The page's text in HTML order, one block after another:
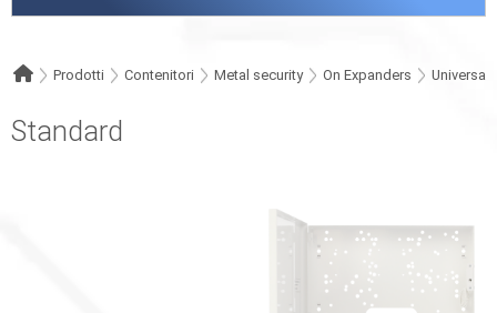
Prodotti Contenitori Metal security On Expanders Universali
Standard